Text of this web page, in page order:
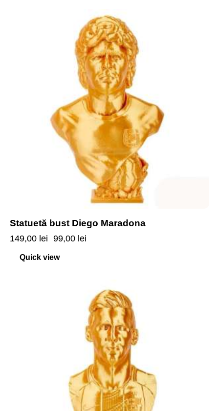
Statuetă bust Diego Maradona
149,00 lei 99,00 lei
Quick view